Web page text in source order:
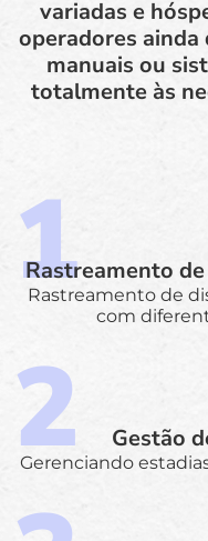
variadas e
operadores
manuais ou
totalmente às
Rastreamento
Rastreamento de
com
Gestão
Gerenciando